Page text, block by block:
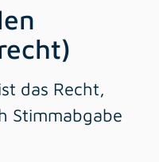
das Recht,
Stimmabgabe